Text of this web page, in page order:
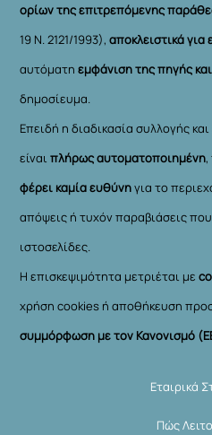
ορίων της επιτρεπόμενης
19 Ν. 2121/1993), αποκλειστικά
αυτόματηεμφάνιση της πηγής
δημοσίευμα.
Επειδή η διαδικασία συλλογής
είναιπλήρως αυτοματοποιημένη,
φέρει καμία ευθύνηγια το
απόψεις ή τυχόν παραβιάσεις
ιστοσελίδες.
Η επισκεψιμότητα μετριέται με
χρήση cookies ή αποθήκευση
συμμόρφωση με τον Κανονισμό
Εταιρικά
Πώς